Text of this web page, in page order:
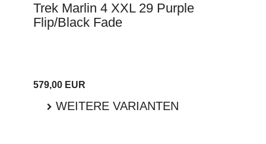
Trek Marlin 4 XXL 29 Purple
Flip/Black Fade
579,00 EUR
WEITERE VARIANTEN